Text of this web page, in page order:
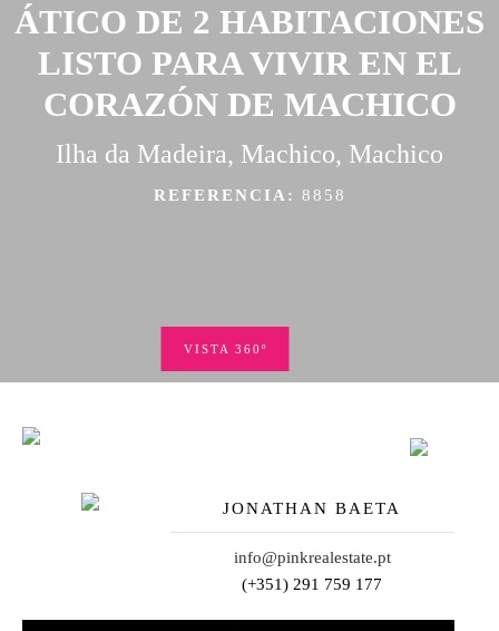
ÁTICO DE 2 HABITACIONES
LISTO PARA VIVIR EN EL
CORAZÓN DE MACHICO
Ilha da Madeira, Machico, Machico
REFERENCIA: 8858
VISTA 360º
JONATHAN BAETA
info@pinkrealestate.pt
(+351) 291 759 177